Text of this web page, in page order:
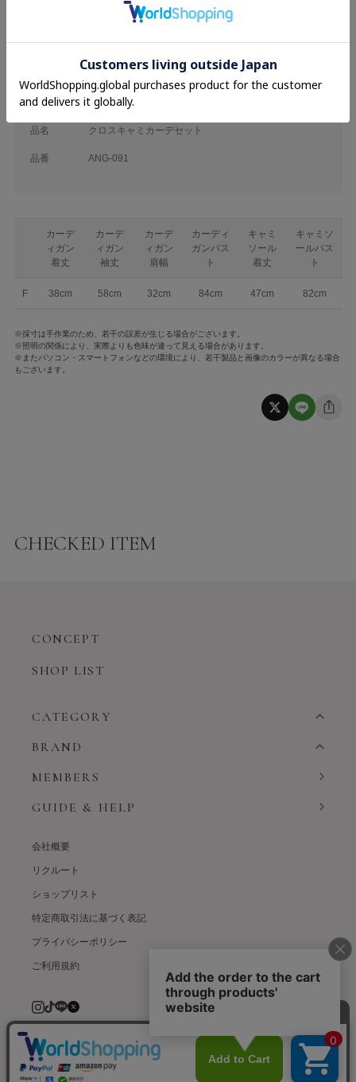
26SS
素材 ポリエステル67% レーヨン33%
品名 クロスキャミカーデセット
品番 ANG-091
カーデ
ィガン
着丈
カーデ
ィガン
袖丈
カーデ
ィガン
肩幅
カーディ
ガンバス
ト
キャミ
ソール
着丈
キャミソ
ールバス
ト
F 38cm 58cm 32cm 84cm 47cm 82cm
※採寸は手作業のため、若干の誤差が生じる場合がございます。
※照明の関係により、実際よりも色味が違って見える場合があります。
※またパソコン・スマートフォンなどの環境により、若干製品と画像のカラーが異なる場合
もございます。
CHECKED ITEM
CONCEPT
SHOP LIST
CATEGORY
BRAND
MEMBERS
GUIDE & HELP
会社概要
リクルート
ショップリスト
特定商取引法に基づく表記
プライバシーポリシー
ご利用規約
© weardept co.,ltd. All rights reserved.